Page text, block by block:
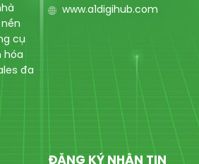
cụ
hóa
đa
www.a1digihub.com
ĐĂNG KÝ NHẬN TIN